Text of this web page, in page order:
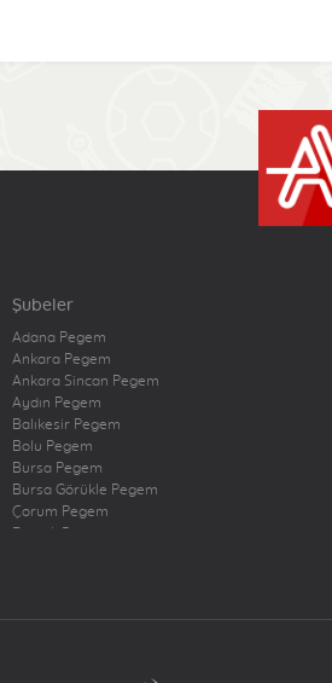
Şubeler
Adana Pegem
Ankara Pegem
Ankara Sincan Pegem
Aydın Pegem
Balıkesir Pegem
Bolu Pegem
Bursa Pegem
Bursa Görükle Pegem
Çorum Pegem
Denizli Pegem
Erzincan Pegem